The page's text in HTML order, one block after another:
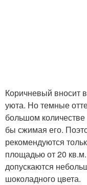
Коричневый вносит
уюта. Но темные
большом
бы сжимая его.
рекомендуются
площадью от 20
допускаются
шоколадного цвета.